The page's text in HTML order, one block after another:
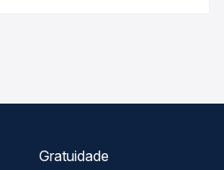
Gratuidade